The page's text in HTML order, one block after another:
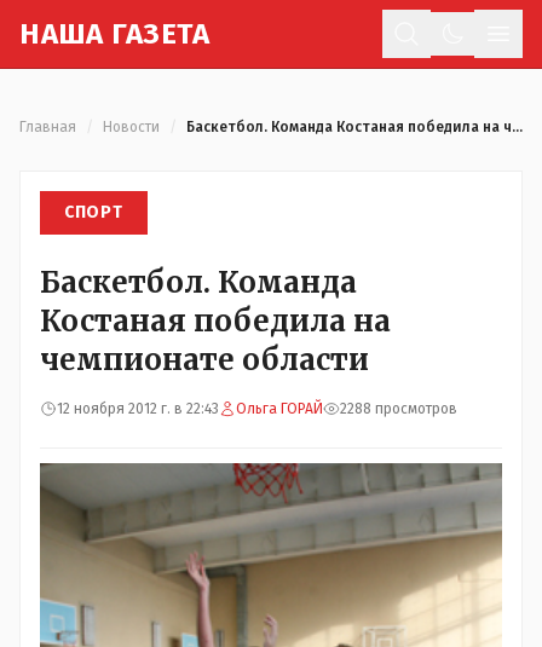
НАША ГАЗЕТА
Главная Новости Баскетбол. Команда Костаная победила на чемпионате области
СПОРТ
Баскетбол. Команда
Костаная победила на
чемпионате области
12 ноября 2012 г. в 22:43 Ольга ГОРАЙ 2288 просмотров